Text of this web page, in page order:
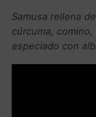
Samusa rellena
cúrcuma,
especiado con